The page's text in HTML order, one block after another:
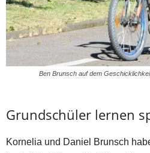
Ben Brunsch auf dem
Grundschüler lernen
Kornelia und Daniel Brunsch